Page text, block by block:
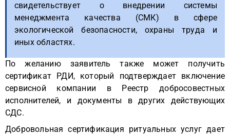
свидетельствует о внедрении системы
менеджмента качества (СМК) в сфере
экологической безопасности, охраны труда и
иных областях.
По желанию заявитель также может получить
сертификат РДИ, который подтверждает включение
сервисной компании в Реестр добросовестных
исполнителей, и документы в других действующих
СДС.
Добровольная сертификация ритуальных услуг дает